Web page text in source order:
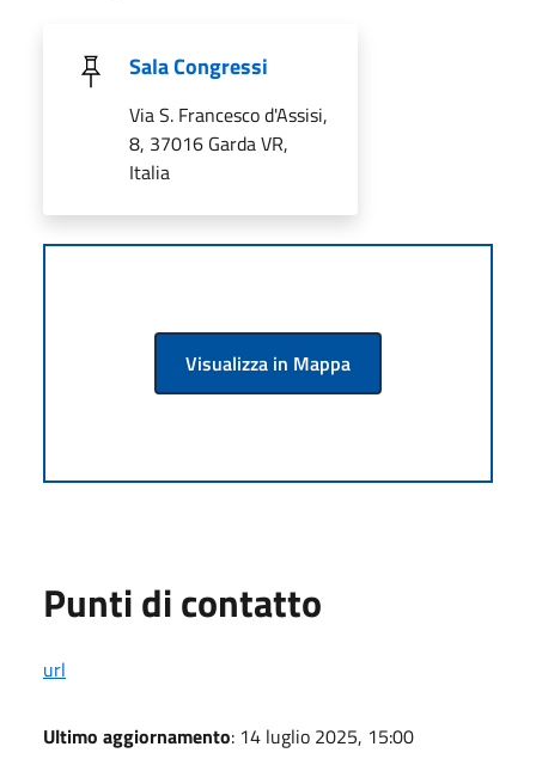
Sala Congressi
Via S. Francesco d'Assisi,
8, 37016 Garda VR,
Italia
Visualizza in Mappa
Punti di contatto
url
Ultimo aggiornamento: 14 luglio 2025, 15:00